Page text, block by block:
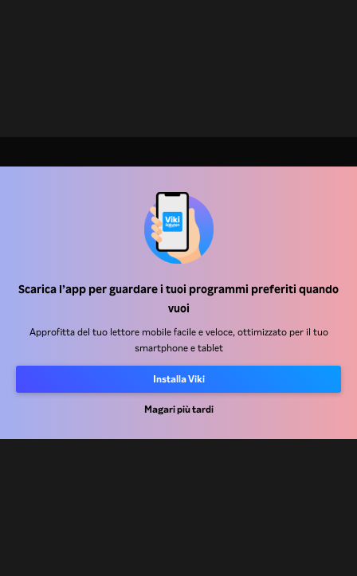
Scarica l’app per guardare i tuoi programmi preferiti quando
vuoi
Approfitta del tuo lettore mobile facile e veloce, ottimizzato per il tuo
smartphone e tablet
Installa Viki
Magari più tardi
Centro assistenza